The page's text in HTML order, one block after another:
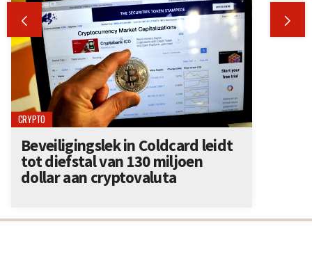
 
CRYPTO
Beveiligingslek in Coldcard leidt
tot diefstal van 130 miljoen
dollar aan cryptovaluta